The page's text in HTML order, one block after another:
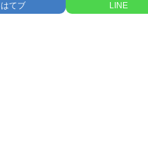
はてブ LINE